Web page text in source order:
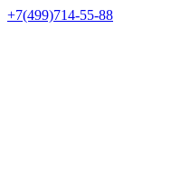
+7(499)714-55-88